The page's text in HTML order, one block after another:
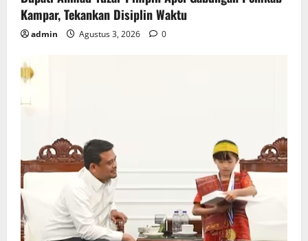
Kampar, Tekankan Disiplin Waktu
admin Agustus 3, 2026 0